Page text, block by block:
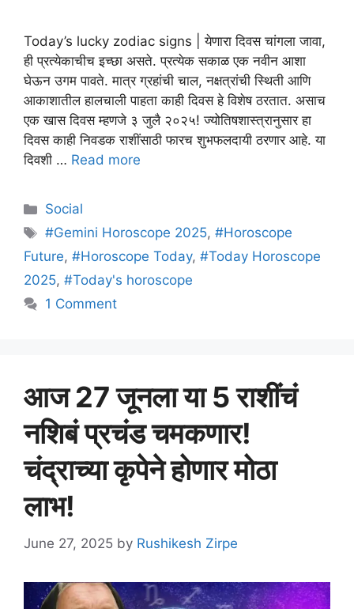
Today’s lucky zodiac signs | येणारा दिवस चांगला जावा,
ही प्रत्येकाचीच इच्छा असते. प्रत्येक सकाळ एक नवीन आशा
घेऊन उगम पावते. मात्र ग्रहांची चाल, नक्षत्रांची स्थिती आणि
आकाशातील हालचाली पाहता काही दिवस हे विशेष ठरतात. असाच
एक खास दिवस म्हणजे ३ जुलै २०२५! ज्योतिषशास्त्रानुसार हा
दिवस काही निवडक राशींसाठी फारच शुभफलदायी ठरणार आहे. या
दिवशी … Read more
Categories
Social
Tags
#Gemini Horoscope 2025,#Horoscope
Future, #Horoscope Today, #Today Horoscope
2025, #Today's horoscope
1 Comment
आज 27 जूनला या 5 राशींचं
नशिबं प्रचंड चमकणार!
चंद्राच्या कृपेने होणार मोठा
लाभ!
June 27, 2025 by Rushikesh Zirpe